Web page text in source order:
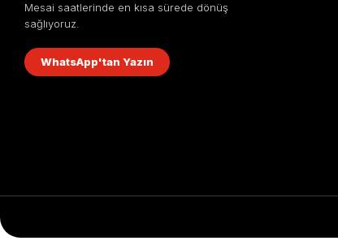
Mesai saatlerinde en kısa sürede dönüş
sağlıyoruz.
WhatsApp'tan Yazın